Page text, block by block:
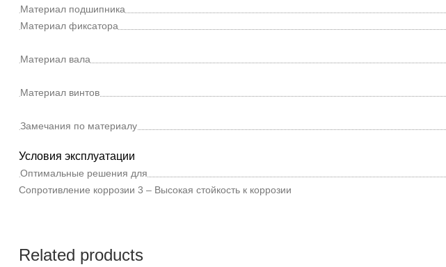
Материал подшипника
Материал фиксатора
Материал вала
Материал винтов
Замечания по материалу
Условия эксплуатации
Оптимальные решения для
Сопротивление коррозии 3 – Высокая стойкость к коррозии
Related products